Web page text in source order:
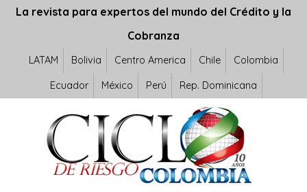
La revista para expertos del mundo del Crédito y la
Cobranza
LATAM Bolivia Centro America Chile Colombia
Ecuador México Perú Rep. Dominicana